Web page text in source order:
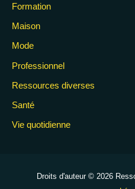
Formation
Maison
Mode
Professionnel
Ressources diverses
Santé
Vie quotidienne
Droits d'auteur © 2026